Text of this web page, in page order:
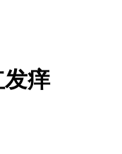
痒